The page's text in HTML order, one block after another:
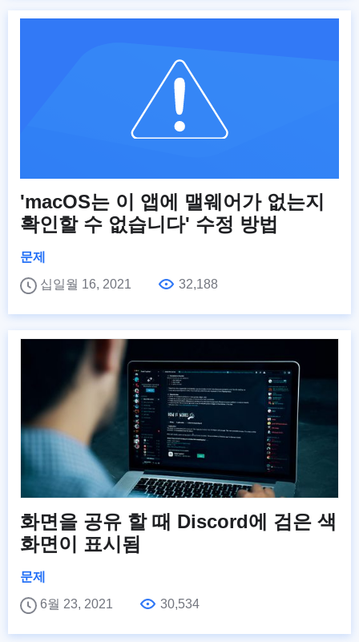
'macOS는 이 앱에 맬웨어가 없는지
확인할 수 없습니다' 수정 방법
문제
십일월 16, 2021
32,188
화면을 공유 할 때 Discord에 검은 색
화면이 표시됨
문제
6월 23, 2021
30,534